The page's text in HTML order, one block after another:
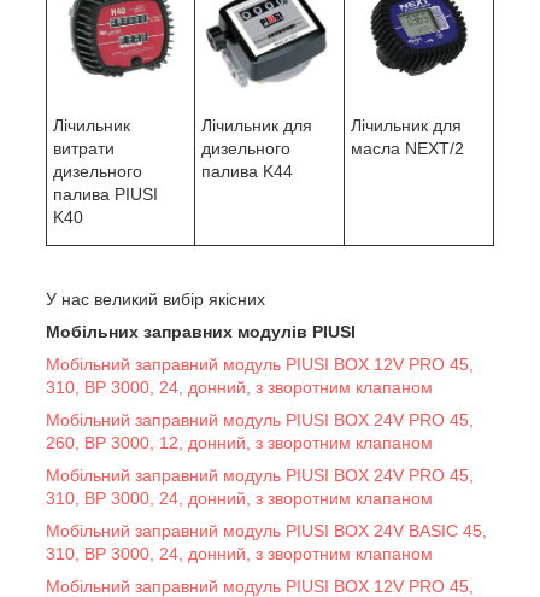
Лічильник
витрати
дизельного
палива PIUSI
K40
Лічильник для
дизельного
палива K44
Лічильник для
масла NEXT/2
У нас великий вибір якісних
Мобільних заправних модулів PIUSI
Мобільний заправний модуль PIUSI BOX 12V PRO 45,
310, BP 3000, 24, донний, з зворотним клапаном
Мобільний заправний модуль PIUSI BOX 24V PRO 45,
260, BP 3000, 12, донний, з зворотним клапаном
Мобільний заправний модуль PIUSI BOX 24V PRO 45,
310, BP 3000, 24, донний, з зворотним клапаном
Мобільний заправний модуль PIUSI BOX 24V BASIC 45,
310, BP 3000, 24, донний, з зворотним клапаном
Мобільний заправний модуль PIUSI BOX 12V PRO 45,